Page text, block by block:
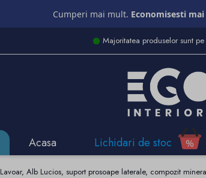
Cumperi mai mult. Economisesti
Majoritatea produselor sunt
Acasa Lichidari de stoc
Lavoar, Alb Lucios, suport prosoape laterale, compozit